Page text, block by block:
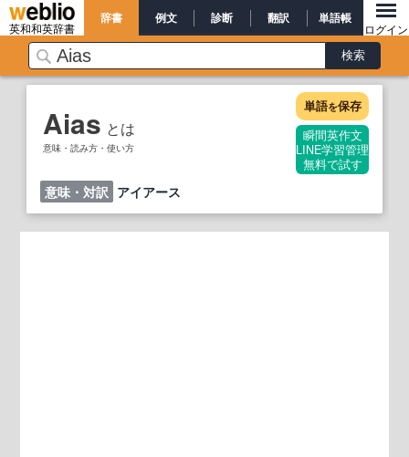
英和和英辞書
辞書 例文 診断 翻訳 単語帳
ログイン
Aias とは
意味・読み方・使い方
単語を保存
瞬間英作文
LINE学習管理
無料で試す
意味・対訳 アイアース